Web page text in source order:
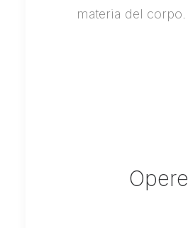
materia del corpo.
Opere